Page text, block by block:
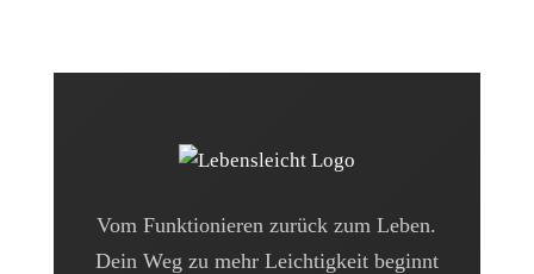
Vom Funktionieren zurück zum Leben.
Dein Weg zu mehr Leichtigkeit beginnt